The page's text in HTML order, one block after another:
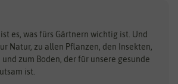
Dürr-Samen
ist es, was fürs Gärtnern wichtig ist. Und
Natur, zu allen Pflanzen, den Insekten,
zum Boden, der für unsere gesunde
ist.